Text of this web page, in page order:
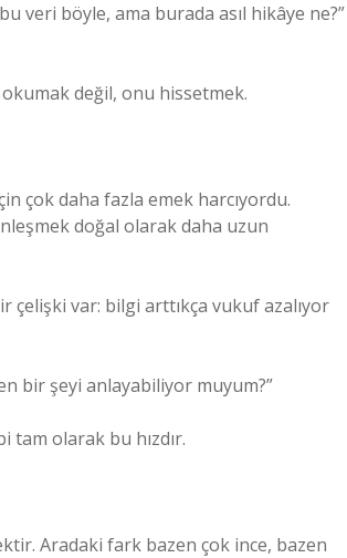
veri böyle, ama burada asıl hikâye ne?”
değil, onu hissetmek.
çok daha fazla emek harcıyordu.
doğal olarak daha uzun
çelişki var: bilgi arttıkça vukuf azalıyor
bir şeyi anlayabiliyor muyum?”
tam olarak bu hızdır.
Aradaki fark bazen çok ince, bazen